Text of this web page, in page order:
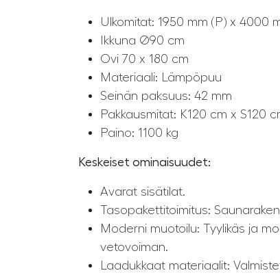
Ulkomitat: 1950 mm (P) x 4000
Ikkuna Ø90 cm
Ovi 70 x 180 cm
Materiaali: Lämpöpuu
Seinän paksuus: 42 mm
Pakkausmitat: K120 cm x S120
Paino: 1100 kg
Keskeiset ominaisuudet:
Avarat sisätilat.
Tasopakettitoimitus:
Moderni muotoilu: Tyylikäs ja
vetovoiman.
Laadukkaat materiaalit: